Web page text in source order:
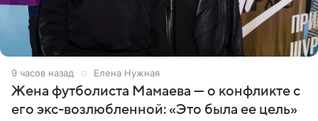
9 часов назад Елена Нужная
Жена футболиста Мамаева — о конфликте с
его экс-возлюбленной: «Это была ее цель»